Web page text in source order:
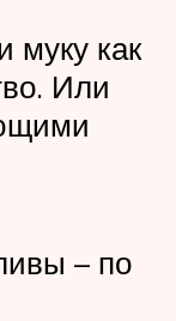
муку как
Или
– по